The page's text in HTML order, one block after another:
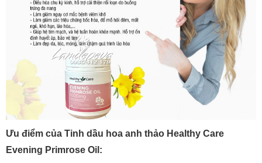
Ưu điểm của Tinh dầu hoa anh thảo Healthy Care
Evening Primrose Oil: